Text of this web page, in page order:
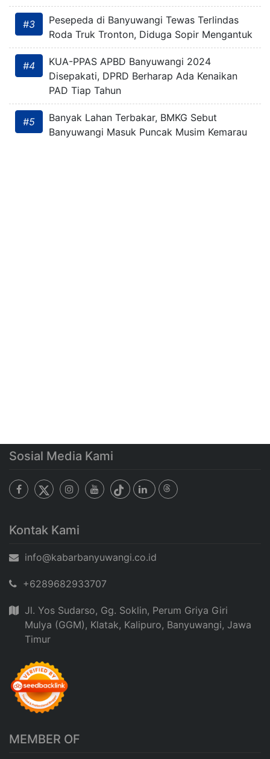
#3
Pesepeda di Banyuwangi Tewas Terlindas
Roda Truk Tronton, Diduga Sopir Mengantuk
#4
KUA-PPAS APBD Banyuwangi 2024
Disepakati, DPRD Berharap Ada Kenaikan
PAD Tiap Tahun
#5
Banyak Lahan Terbakar, BMKG Sebut
Banyuwangi Masuk Puncak Musim Kemarau
Sosial Media Kami
Kontak Kami
info@kabarbanyuwangi.co.id
+6289682933707
Jl. Yos Sudarso, Gg. Soklin, Perum Griya Giri
Mulya (GGM), Klatak, Kalipuro, Banyuwangi, Jawa
Timur
MEMBER OF